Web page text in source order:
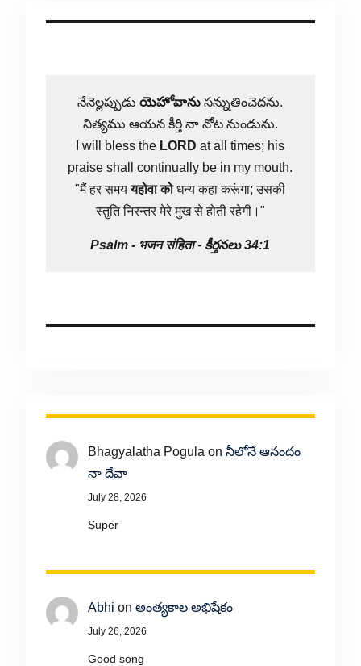
నేనెల్లప్పుడుయెహోవాను సన్నుతించెదను.
నిత్యము ఆయన కీర్తి నా నోట నుండును.
I will bless the LORD at all times; his
praise shall continually be in my mouth.
"मैं हर समययहोवा कोधन्य कहा करूंगा; उसकी
स्तुति निरन्तर मेरे मुख से होती रहेगी।"
Psalm - भजन संहिता- కీర్తనలు 34:1
Bhagyalatha Pogula on నీలోనే ఆనందం
నా దేవా
July 28, 2026
Super
Abhi on అంత్యకాల అభిషేకం
July 26, 2026
Good song